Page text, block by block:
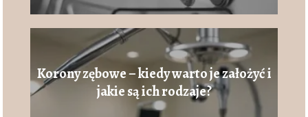
Korony zębowe – kiedy warto je założyć i
jakie są ich rodzaje?